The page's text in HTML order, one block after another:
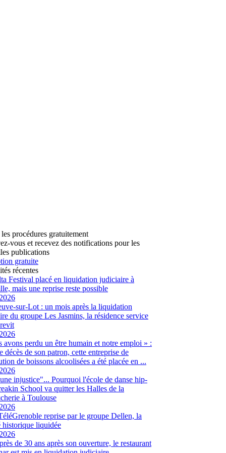
procédures gratuitement
vous et recevez des notifications pour les
publications
gratuite
récentes
Festival placé en liquidation judiciaire à
mais une reprise reste possible
sur-Lot : un mois après la liquidation
du groupe Les Jasmins, la résidence service
avons perdu un être humain et notre emploi » :
décès de son patron, cette entreprise de
de boissons alcoolisées a été placée en ...
injustice"... Pourquoi l'école de danse hip-
School va quitter les Halles de la
à Toulouse
reprise par le groupe Dellen, la
historique liquidée
de 30 ans après son ouverture, le restaurant